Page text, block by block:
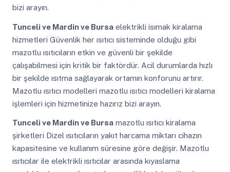
bizi arayın.
Tunceli ve Mardin ve Bursaelektrikli isımak kiralama
hizmetleri Güvenlik her ısıtıcı sisteminde olduğu gibi
mazotlu ısıtıcıların etkin ve güvenli bir şekilde
çalışabilmesi için kritik bir faktördür. Acil durumlarda hızlı
bir şekilde ısıtma sağlayarak ortamın konforunu artırır.
Mazotlu ısıtıcı modelleri mazotlu ısıtıcı modelleri kiralama
işlemleri için hizmetinize hazırız bizi arayın.
Tunceli ve Mardin ve Bursamazotlu ısıtıcı kiralama
şirketleri Dizel ısıtıcıların yakıt harcama miktarı cihazın
kapasitesine ve kullanım süresine göre değişir. Mazotlu
ısıtıcılar ile elektrikli ısıtıcılar arasında kıyaslama